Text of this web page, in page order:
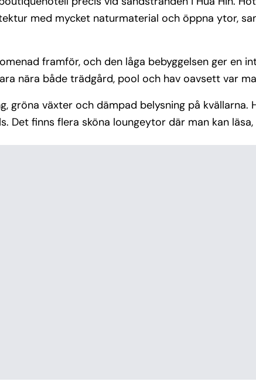
med mycket naturmaterial och öppna ytor,
framför, och den låga bebyggelsen ger en
nära både trädgård, pool och hav oavsett var
gröna växter och dämpad belysning på kvällarna.
Det finns flera sköna loungeytor där man kan